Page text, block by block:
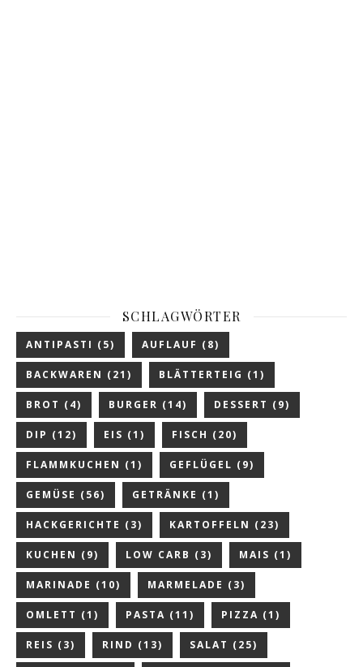
SCHLAGWÖRTER
ANTIPASTI (5) AUFLAUF (8)
BACKWAREN (21) BLÄTTERTEIG (1)
BROT (4) BURGER (14) DESSERT (9)
DIP (12) EIS (1) FISCH (20)
FLAMMKUCHEN (1) GEFLÜGEL (9)
GEMÜSE (56) GETRÄNKE (1)
HACKGERICHTE (3) KARTOFFELN (23)
KUCHEN (9) LOW CARB (3) MAIS (1)
MARINADE (10) MARMELADE (3)
OMLETT (1) PASTA (11) PIZZA (1)
REIS (3) RIND (13) SALAT (25)